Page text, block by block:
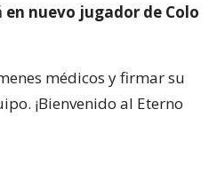
nuevo jugador de Colo
médicos y firmar su
¡Bienvenido al Eterno